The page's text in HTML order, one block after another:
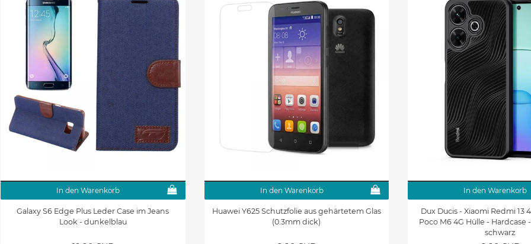
In den Warenkorb
Galaxy S6 Edge Plus Leder Case im Jeans
Look - dunkelblau
In den Warenkorb
Huawei Y625 Schutzfolie aus gehärtetem Glas
(0.3mm dick)
In den Warenkorb
Dux Ducis - Xiaomi Redmi 13
Poco M6 4G Hülle - Hardcase
schwarz